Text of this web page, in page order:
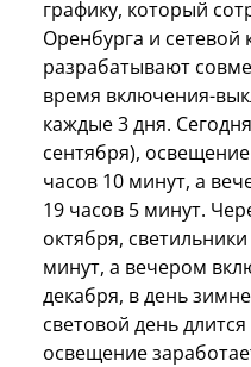
графику, который
Оренбурга и сетевой
разрабатывают
время включения-
каждые 3 дня.
сентября),
часов 10 минут, а
19 часов 5 минут.
октября,
минут, а вечером
декабря, в день
световой день
освещение